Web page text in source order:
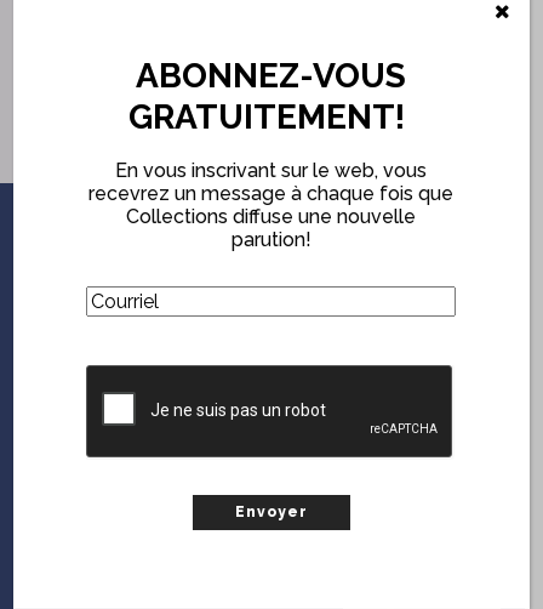
, faisant de ce livre audio l’expérience toute
ABONNEZ-VOUS
GRATUITEMENT!
fois queCollectionsdiffuse une nouvelle parution.
(Nécessaire)
ABONNEZ-VOUS
GRATUITEMENT!
En vous inscrivant sur le web, vous
recevrez un message à chaque fois que
Collections diffuse une nouvelle
parution!
Courriel(Nécessaire)